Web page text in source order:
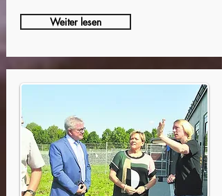
Weiter lesen